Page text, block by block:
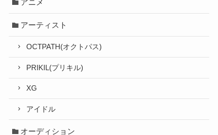
アニメ
アーティスト
OCTPATH(オクトパス)
PRIKIL(プリキル)
XG
アイドル
オーディション